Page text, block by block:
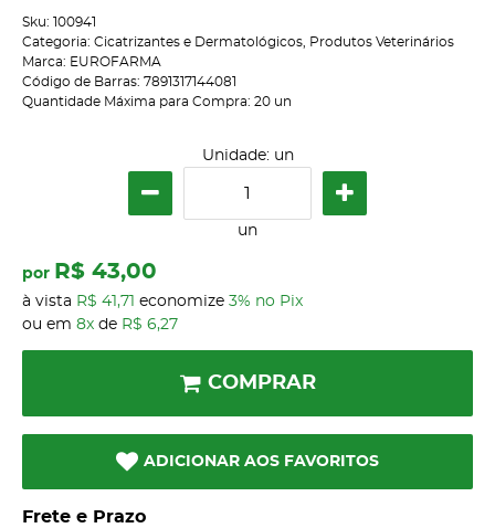
Sku: 100941
Categoria: Cicatrizantes e Dermatológicos
Produtos Veterinários
Marca: EUROFARMA
Código de Barras: 7891317144081
Quantidade Máxima para Compra: 20 un
Unidade: un
un
por R$ 43,00
à vista R$ 41,71 economize 3% no Pix
ou em 8x de R$ 6,27
COMPRAR
ADICIONAR AOS FAVORITOS
Frete e Prazo